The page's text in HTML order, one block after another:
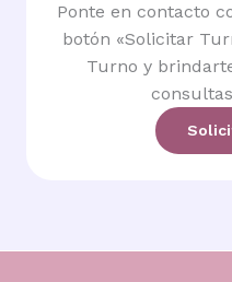
Ponte en contacto
botón «Solicitar
Turno y